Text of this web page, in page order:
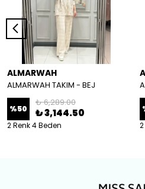
ALMARWAH
ALMARWAH TAKIM - BEJ
%50
₺ 6,289.00
₺ 3,144.50
2 Renk 4 Beden